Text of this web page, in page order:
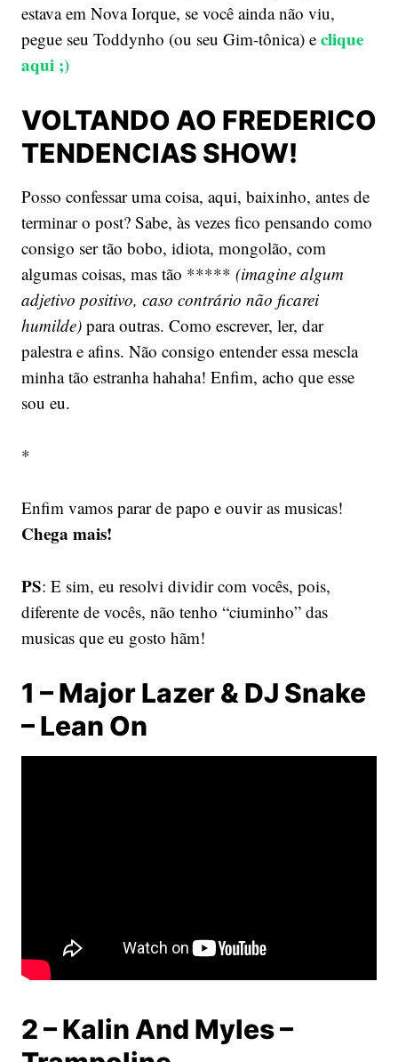
estava em Nova Iorque, se você ainda não viu,
pegue seu Toddynho (ou seu Gim-tônica) eclique
aqui ;)
VOLTANDO AO FREDERICO
TENDENCIAS SHOW!
Posso confessar uma coisa, aqui, baixinho, antes de
terminar o post? Sabe, às vezes fico pensando como
consigo ser tão bobo, idiota, mongolão, com
algumas coisas, mas tão ***** (imagine algum
adjetivo positivo, caso contrário não ficarei
humilde)para outras. Como escrever, ler, dar
palestra e afins. Não consigo entender essa mescla
minha tão estranha hahaha! Enfim, acho que esse
sou eu.
*
Enfim vamos parar de papo e ouvir as musicas!
Chega mais!
PS: E sim, eu resolvi dividir com vocês, pois,
diferente de vocês, não tenho “ciuminho” das
musicas que eu gosto hãm!
1 – Major Lazer & DJ Snake
– Lean On
2 – Kalin And Myles –